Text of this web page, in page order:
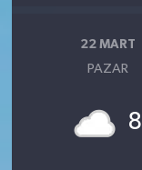
22 MART
PAZAR
8